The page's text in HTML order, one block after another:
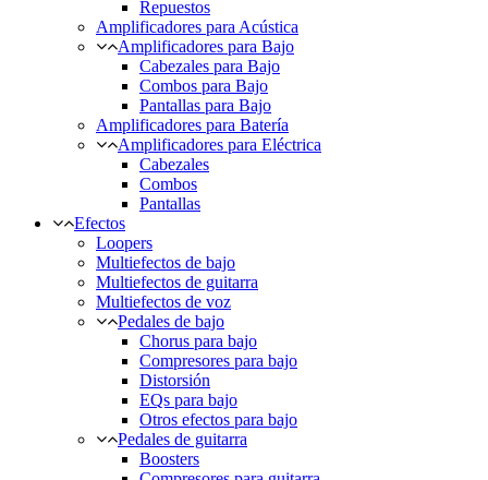
Repuestos
Amplificadores para Acústica
Amplificadores para Bajo
Cabezales para Bajo
Combos para Bajo
Pantallas para Bajo
Amplificadores para Batería
Amplificadores para Eléctrica
Cabezales
Combos
Pantallas
Efectos
Loopers
Multiefectos de bajo
Multiefectos de guitarra
Multiefectos de voz
Pedales de bajo
Chorus para bajo
Compresores para bajo
Distorsión
EQs para bajo
Otros efectos para bajo
Pedales de guitarra
Boosters